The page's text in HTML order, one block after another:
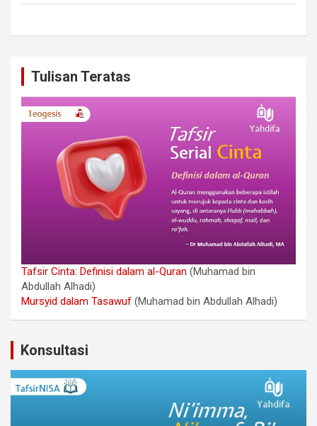
Tulisan Teratas
Tafsir Cinta: Definisi dalam al-Quran (Muhamad bin
Abdullah Alhadi)
Mursyid dalam Tasawuf (Muhamad bin Abdullah Alhadi)
Konsultasi